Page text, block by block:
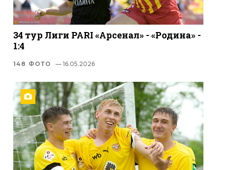
34 тур Лиги PARI «Арсенал» - «Родина» -
1:4
148 ФОТО — 16.05.2026